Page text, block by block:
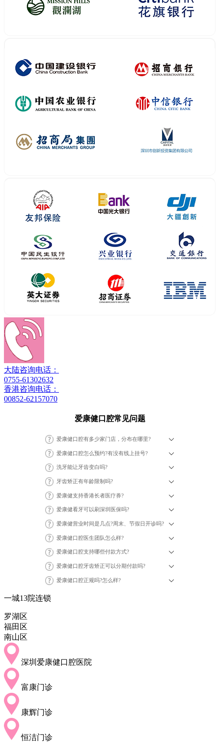
大陆咨询电话：
0755-61302632
香港咨询电话：
00852-62157070
爱康健口腔常见问题
爱康健口腔有多少家门店，分布在哪里?
爱康健口腔怎么预约?有没有线上挂号?
洗牙能让牙齿变白吗?
牙齿矫正有年龄限制吗?
爱康健支持香港长者医疗券?
爱康健看牙可以刷深圳医保吗?
爱康健营业时间是几点?周末、节假日开诊吗?
爱康健口腔医生团队怎么样?
爱康健口腔支持哪些付款方式?
爱康健口腔牙齿矫正可以分期付款吗?
爱康健口腔正规吗?怎么样?
一城13院连锁
罗湖区
福田区
南山区
深圳爱康健口腔医院
富康门诊
康辉门诊
恒洁门诊